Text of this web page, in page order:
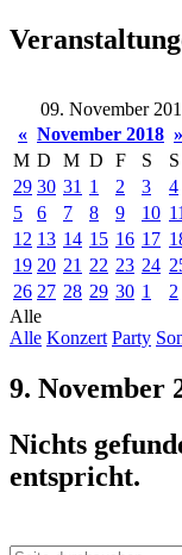
09. November
« November 2018 »
M D M D F S
S
29 30 31 1 2 3
4
5
6 7 8 9 10 11
12 13 14 15 16 17
19 20 21 22 23 24
26 27 28 29 30 1
2
Alle
Alle Konzert Party
9. November
Nichts
entspricht.